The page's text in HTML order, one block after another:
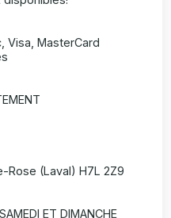
Visa, MasterCard
Rose (Laval) H7L 2Z9
ET DIMANCHE